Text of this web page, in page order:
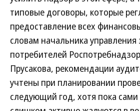
типовые договоры, которые
предоставление всех
словам начальника
потребителей
Прусакова, рекомендации
учтены при планировании
следующий год, хотя пока